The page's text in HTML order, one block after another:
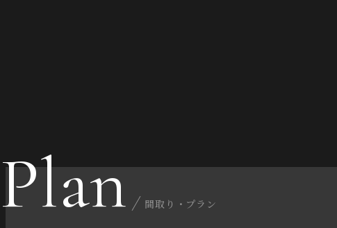
Plan 間取り・プラン